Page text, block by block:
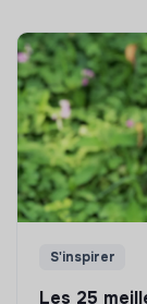
S'inspirer
Les 25